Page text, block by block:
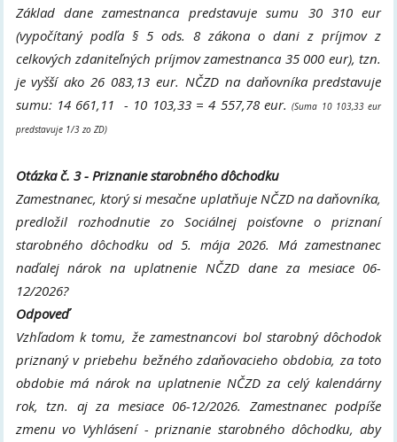
Základ dane zamestnanca predstavuje sumu 30 310 eur
(vypočítaný podľa § 5 ods. 8 zákona o dani z príjmov z
celkových zdaniteľných príjmov zamestnanca 35 000 eur), tzn.
je vyšší ako 26 083,13 eur. NČZD na daňovníka predstavuje
sumu: 14 661,11 - 10 103,33 = 4 557,78 eur.(Suma 10 103,33 eur
predstavuje 1/3 zo ZD)
Otázka č. 3 - Priznanie starobného dôchodku
Zamestnanec, ktorý si mesačne uplatňuje NČZD na daňovníka,
predložil rozhodnutie zo Sociálnej poisťovne o priznaní
starobného dôchodku od 5. mája 2026. Má zamestnanec
naďalej nárok na uplatnenie NČZD dane za mesiace 06-
12/2026?
Odpoveď
Vzhľadom k tomu, že zamestnancovi bol starobný dôchodok
priznaný v priebehu bežného zdaňovacieho obdobia, za toto
obdobie má nárok na uplatnenie NČZD za celý kalendárny
rok, tzn. aj za mesiace 06-12/2026. Zamestnanec podpíše
zmenu vo Vyhlásení - priznanie starobného dôchodku, aby